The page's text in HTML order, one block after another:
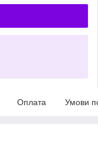
Оплата Умови